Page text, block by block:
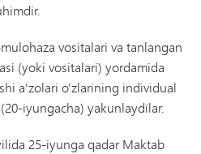
vositalari va tanlangan
(yoki vositalari) yordamida
a'zolari o'zlarining individual
iyungacha) yakunlaydilar.
25-iyunga qadar Maktab